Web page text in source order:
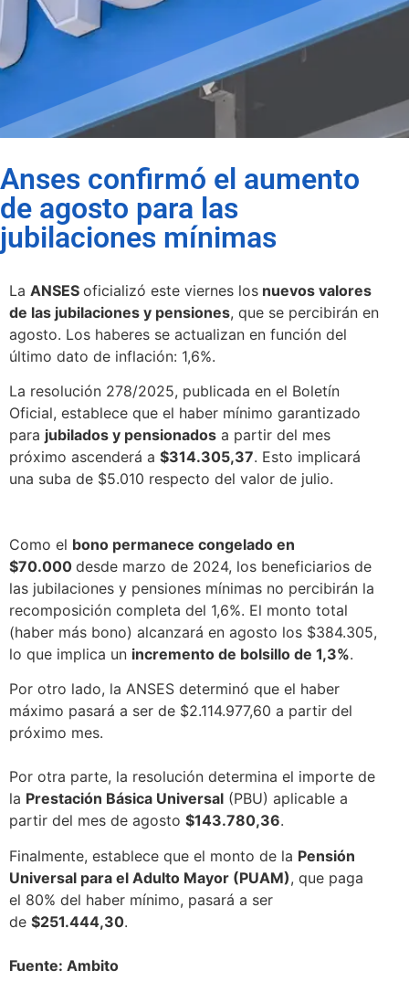
Anses confirmó el aumento
de agosto para las
jubilaciones mínimas
La ANSES oficializó este viernes los nuevos valores
de las jubilaciones y pensiones, que se percibirán en
agosto. Los haberes se actualizan en función del
último dato de inflación: 1,6%.
La resolución 278/2025, publicada en el Boletín
Oficial, establece que el haber mínimo garantizado
para jubilados y pensionados a partir del mes
próximo ascenderá a $314.305,37. Esto implicará
una suba de $5.010 respecto del valor de julio.
Como el bono permanece congelado en
$70.000 desde marzo de 2024, los beneficiarios de
las jubilaciones y pensiones mínimas no percibirán la
recomposición completa del 1,6%. El monto total
(haber más bono) alcanzará en agosto los $384.305,
lo que implica un incremento de bolsillo de 1,3%.
Por otro lado, la ANSES determinó que el haber
máximo pasará a ser de $2.114.977,60 a partir del
próximo mes.
Por otra parte, la resolución determina el importe de
la Prestación Básica Universal (PBU) aplicable a
partir del mes de agosto $143.780,36.
Finalmente, establece que el monto de la Pensión
Universal para el Adulto Mayor (PUAM), que paga
el 80% del haber mínimo, pasará a ser
de $251.444,30.
Fuente: Ambito